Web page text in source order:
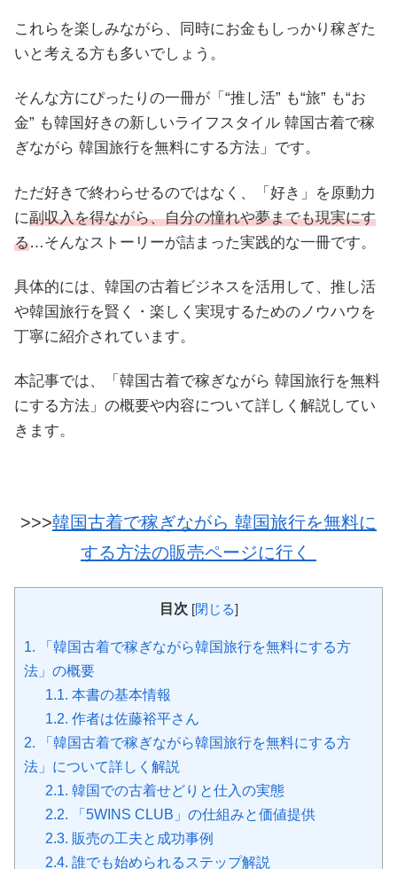
これらを楽しみながら、同時にお金もしっかり稼ぎた
いと考える方も多いでしょう。
そんな方にぴったりの一冊が「“推し活” も“旅” も“お
金” も韓国好きの新しいライフスタイル 韓国古着で稼
ぎながら 韓国旅行を無料にする方法」です。
ただ好きで終わらせるのではなく、「好き」を原動力
に副収入を得ながら、自分の憧れや夢までも現実にす
る…そんなストーリーが詰まった実践的な一冊です。
具体的には、韓国の古着ビジネスを活用して、推し活
や韓国旅行を賢く・楽しく実現するためのノウハウを
丁寧に紹介されています。
本記事では、「韓国古着で稼ぎながら 韓国旅行を無料
にする方法」の概要や内容について詳しく解説してい
きます。
>>>韓国古着で稼ぎながら 韓国旅行を無料に
する方法の販売ページに行く
目次 [閉じる]
1. 「韓国古着で稼ぎながら韓国旅行を無料にする方
法」の概要
1.1. 本書の基本情報
1.2. 作者は佐藤裕平さん
2. 「韓国古着で稼ぎながら韓国旅行を無料にする方
法」について詳しく解説
2.1. 韓国での古着せどりと仕入の実態
2.2. 「5WINS CLUB」の仕組みと価値提供
2.3. 販売の工夫と成功事例
2.4. 誰でも始められるステップ解説